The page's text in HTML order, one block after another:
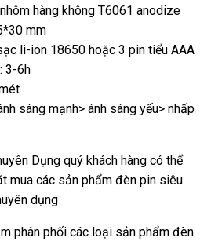
hàng không T6061 anodize
mm
li-ion 18650 hoặc 3 pin tiểu AAA
3-6h
sáng mạnh> ánh sáng yếu> nhấp
Dụng quý khách hàng có thể
mua các sản phẩm đèn pin siêu
dụng
phân phối các loại sản phẩm đèn